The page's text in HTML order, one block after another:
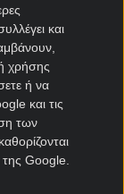
και
χρήσης
ή να
και τις
των
Google.